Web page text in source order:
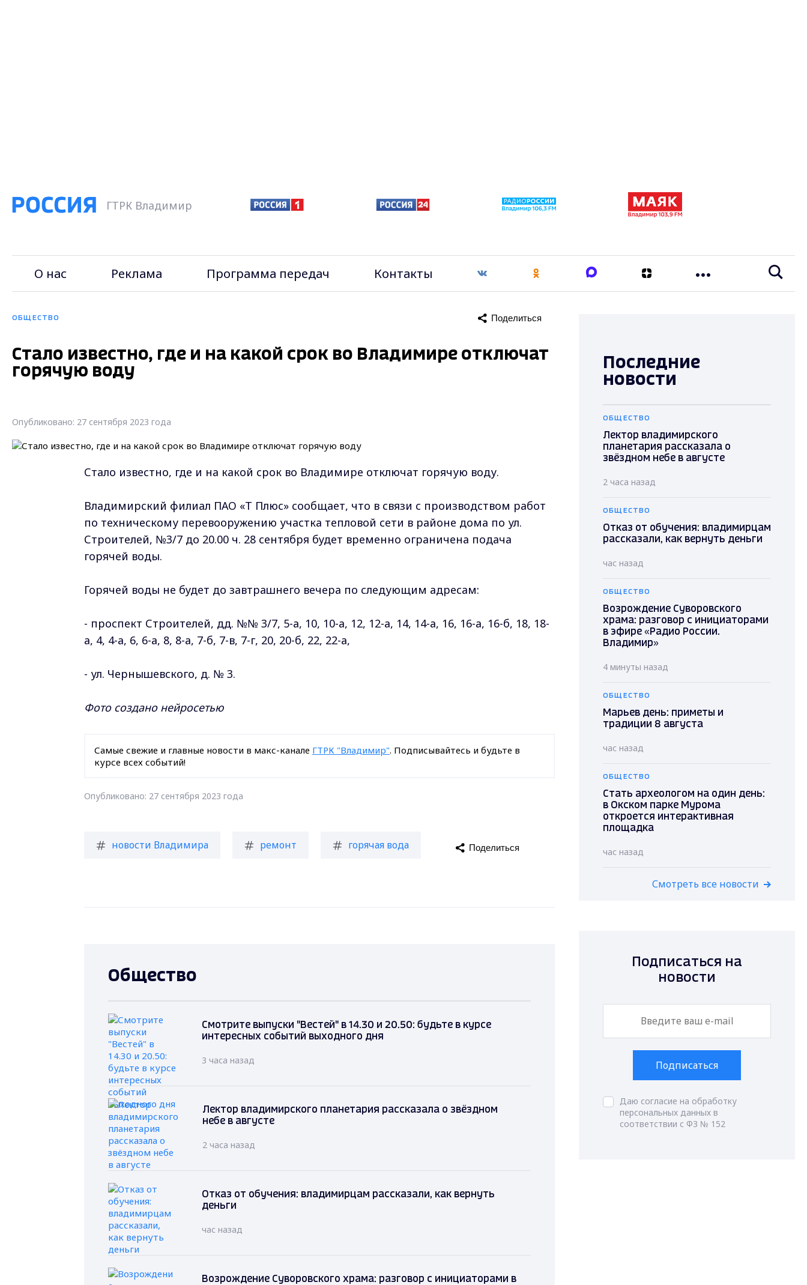
ГТРК Владимир
О нас Реклама Программа передач Контакты
ОБЩЕСТВО Поделиться
Стало известно, где и на какой срок во Владимире отключат
горячую воду
Опубликовано: 27 сентября 2023 года
Стало известно, где и на какой срок во Владимире отключат горячую воду.
Владимирский филиал ПАО «Т Плюс» сообщает, что в связи с производством работ
по техническому перевооружению участка тепловой сети в районе дома по ул.
Строителей, №3/7 до 20.00 ч. 28 сентября будет временно ограничена подача
горячей воды.
Горячей воды не будет до завтрашнего вечера по следующим адресам:
- проспект Строителей, дд. №№ 3/7, 5-а, 10, 10-а, 12, 12-а, 14, 14-а, 16, 16-а, 16-б, 18, 18-
а, 4, 4-а, 6, 6-а, 8, 8-а, 7-б, 7-в, 7-г, 20, 20-б, 22, 22-а,
- ул. Чернышевского, д. № 3.
Фото создано нейросетью
Самые свежие и главные новости в макс-канале ГТРК "Владимир". Подписывайтесь и будьте в
курсе всех событий!
Опубликовано: 27 сентября 2023 года
новости Владимира ремонт горячая вода Поделиться
Общество
Смотрите выпуски "Вестей" в 14.30 и 20.50: будьте в курсе
интересных событий выходного дня
3 часа назад
Лектор владимирского планетария рассказала о звёздном
небе в августе
2 часа назад
Отказ от обучения: владимирцам рассказали, как вернуть
деньги
час назад
Возрождение Суворовского храма: разговор с инициаторами в
Последние
новости
ОБЩЕСТВО
Лектор владимирского
планетария рассказала о
звёздном небе в августе
2 часа назад
ОБЩЕСТВО
Отказ от обучения: владимирцам
рассказали, как вернуть деньги
час назад
ОБЩЕСТВО
Возрождение Суворовского
храма: разговор с инициаторами
в эфире «Радио России.
Владимир»
4 минуты назад
ОБЩЕСТВО
Марьев день: приметы и
традиции 8 августа
час назад
ОБЩЕСТВО
Стать археологом на один день:
в Окском парке Мурома
откроется интерактивная
площадка
час назад
Смотреть все новости
Подписаться на
новости
Подписаться
Даю согласие на обработку
персональных данных в
соответствии с ФЗ № 152